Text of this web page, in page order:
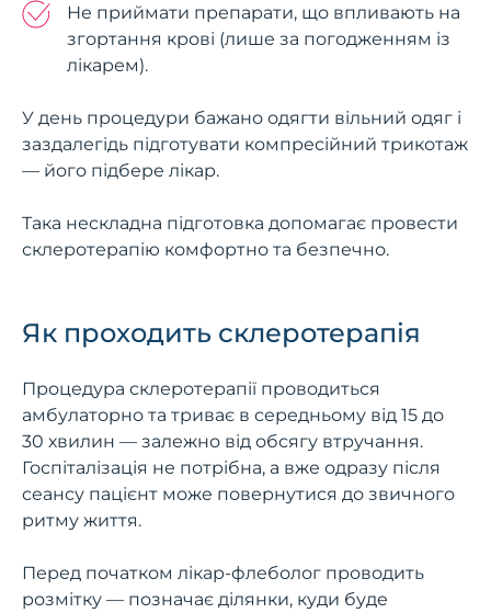
Не приймати препарати, що впливають на
згортання крові (лише за погодженням із
лікарем).
У день процедури бажано одягти вільний одяг і
заздалегідь підготувати компресійний трикотаж
— його підбере лікар.
Така нескладна підготовка допомагає провести
склеротерапію комфортно та безпечно.
Як проходить склеротерапія
Процедура склеротерапії проводиться
амбулаторно та триває в середньому від 15 до
30 хвилин — залежно від обсягу втручання.
Госпіталізація не потрібна, а вже одразу після
сеансу пацієнт може повернутися до звичного
ритму життя.
Перед початком лікар-флеболог проводить
розмітку — позначає ділянки, куди буде